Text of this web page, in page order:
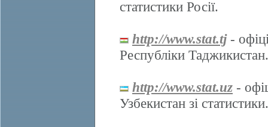
статистики Росії.
http://www.stat.tj-
Республіки Таджикистан.
http://www.stat.uz -
Узбекистан зі статистики.